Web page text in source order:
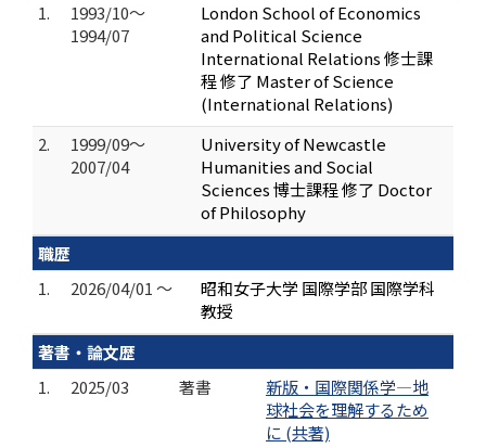
1.
1993/10～
1994/07
London School of Economics
and Political Science
International Relations 修士課
程 修了 Master of Science
(International Relations)
2.
1999/09～
2007/04
University of Newcastle
Humanities and Social
Sciences 博士課程 修了 Doctor
of Philosophy
職歴
1.
2026/04/01 ～
昭和女子大学 国際学部 国際学科
教授
著書・論文歴
1.
2025/03 著書
新版・国際関係学―地
球社会を理解するため
に (共著)